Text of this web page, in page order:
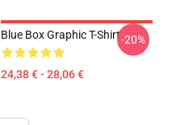
Blue Box Graphic T-Shirt
24,38 € - 28,06 €
-20%